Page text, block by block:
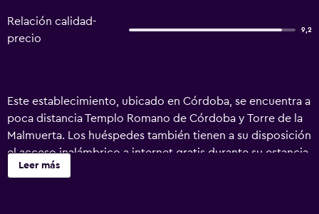
Relación calidad-
precio
9,2
Este establecimiento, ubicado en Córdoba, se encuentra a
poca distancia Templo Romano de Córdoba y Torre de la
Malmuerta. Los huéspedes también tienen a su disposición
el acceso inalámbrico a internet gratis durante su estancia.
El establecimiento tiene 6 apartamentos bien equipados
Leer más